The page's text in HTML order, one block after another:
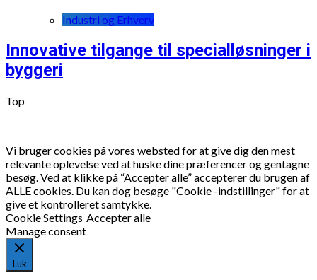
Industri og Erhverv
Innovative tilgange til specialløsninger i
byggeri
Top
Vi bruger cookies på vores websted for at give dig den mest
relevante oplevelse ved at huske dine præferencer og gentagne
besøg. Ved at klikke på “Accepter alle” accepterer du brugen af
ALLE cookies. Du kan dog besøge "Cookie -indstillinger" for at
give et kontrolleret samtykke.
Cookie Settings Accepter alle
Manage consent
Luk